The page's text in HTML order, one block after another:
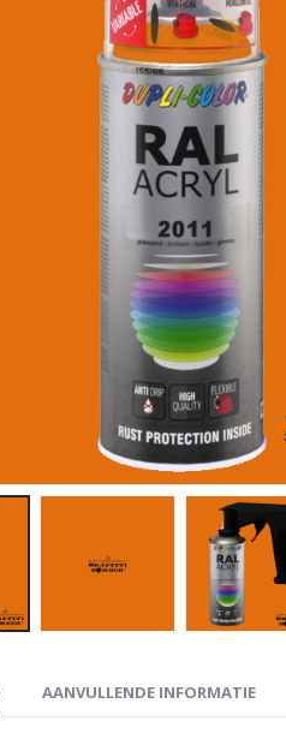
AANVULLENDE INFORMATIE